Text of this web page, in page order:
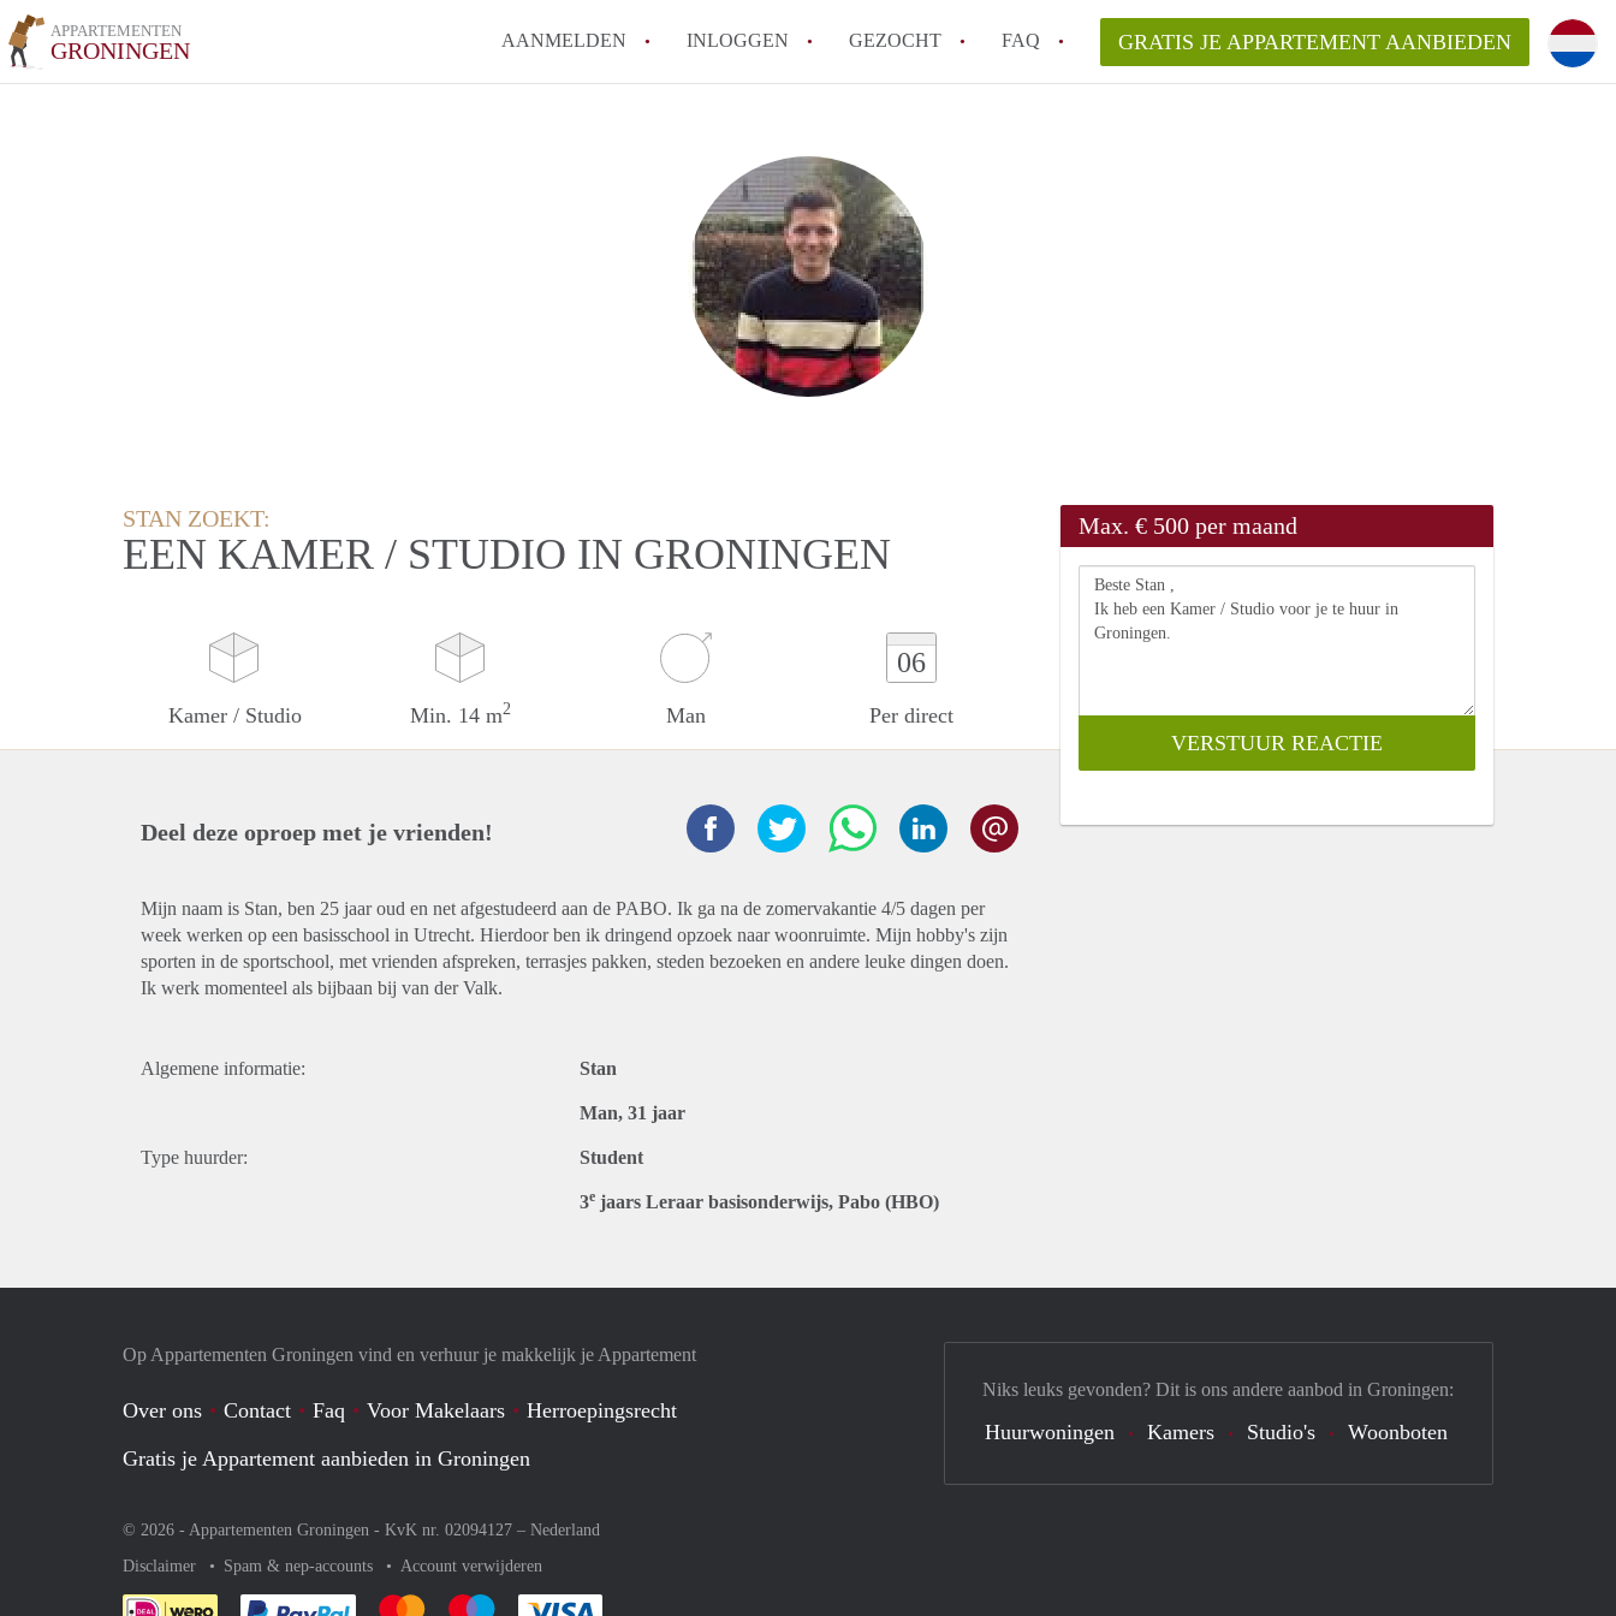
APPARTEMENTEN
GRONINGEN AANMELDEN INLOGGEN GEZOCHT FAQ
Hoe werkt Appartement Groningen
Hoeveel kost het om te reageren op een Appartement in Groningen?
How to translate AppartementGroningen?
Wat is AppartementenGroningen?
Wat is de privacyverklaring van AppartementenGroningen?
Alle veelgestelde vragen
GRATIS JE APPARTEMENT AANBIEDEN
STAN ZOEKT:
EEN KAMER / STUDIO IN GRONINGEN
Kamer / Studio Min. 14 m2 Man
06
Per direct
Max. € 500 per maand
Deel deze oproep met je vrienden!
Mijn naam is Stan, ben 25 jaar oud en net afgestudeerd aan de PABO. Ik ga na de zomervakantie 4/5 dagen per
week werken op een basisschool in Utrecht. Hierdoor ben ik dringend opzoek naar woonruimte. Mijn hobby's zijn
sporten in de sportschool, met vrienden afspreken, terrasjes pakken, steden bezoeken en andere leuke dingen doen.
Ik werk momenteel als bijbaan bij van der Valk.
Algemene informatie: Stan
Man, 31 jaar
Type huurder: Student
3e jaars Leraar basisonderwijs, Pabo (HBO)
Op Appartementen Groningen vind en verhuur je makkelijk je Appartement
Over ons Contact Faq Voor Makelaars
Herroepingsrecht
Gratis je Appartement aanbieden in Groningen
© 2026 - Appartementen Groningen - KvK nr. 02094127 – Nederland
Disclaimer
Spam & nep-accounts Account verwijderen
Niks leuks gevonden? Dit is ons andere aanbod in Groningen:
Huurwoningen Kamers Studio's Woonboten